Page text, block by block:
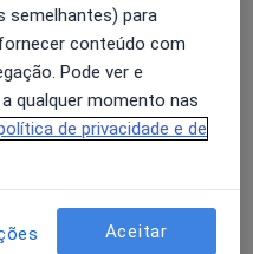
Inclusive Da Fossa
semelhantes) para
conteúdo com
Pode ver e
qualquer momento nas
de privacidade e de
Aceitar